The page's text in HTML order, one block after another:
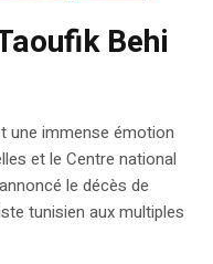
Behi
une immense émotion
et le Centre national
le décès de
tunisien aux multiples